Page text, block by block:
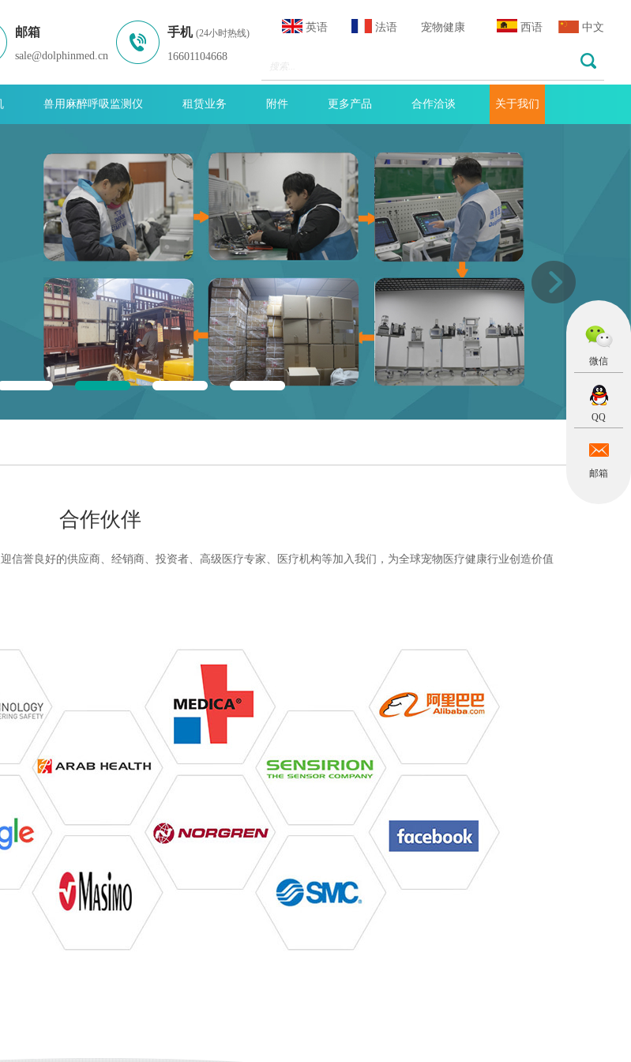
邮箱
sale@dolphinmed.cn
手机(24小时热线)
16601104668
英语 法语 宠物健康 西语 中文
兽用麻醉呼吸监测仪 租赁业务 附件 更多产品 合作洽谈 关于我们
合作伙伴
信誉良好的供应商、经销商、投资者、高级医疗专家、医疗机构等加入我们，为全球宠物医疗健康行业创造价值
微信
QQ
邮箱